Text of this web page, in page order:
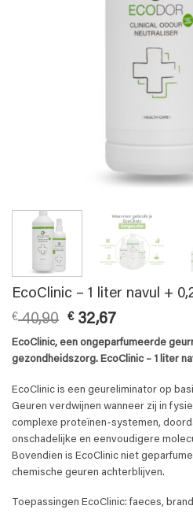
EcoClinic – 1 liter navul +
€40,90 Oorspronkelijke
was:
€ 40,90.
€32,67Huidige
prijs
is:
€ 32,67.
EcoClinic, een ongeparfumeerde
gezondheidszorg. EcoClinic – 1 liter
EcoClinic is een geureliminator op
Geuren verdwijnen wanneer zij in
complexe proteïnen-systemen,
onschadelijke en eenvoudigere
Bovendien is EcoClinic niet
chemische geuren achterblijven.
Toepassingen EcoClinic: faeces,